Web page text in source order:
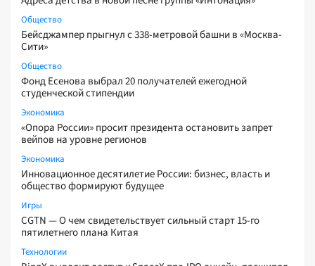
Общество
Бейсджампер прыгнул с 338-метровой башни в «Москва-
Сити»
Общество
Фонд Есенова выбрал 20 получателей ежегодной
студенческой стипендии
Экономика
«Опора России» просит президента остановить запрет
вейпов на уровне регионов
Экономика
Инновационное десятилетие России: бизнес, власть и
общество формируют будущее
Игры
CGTN — О чем свидетельствует сильный старт 15-го
пятилетнего плана Китая
Технологии